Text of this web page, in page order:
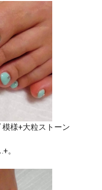
模様+大粒ストーン
。